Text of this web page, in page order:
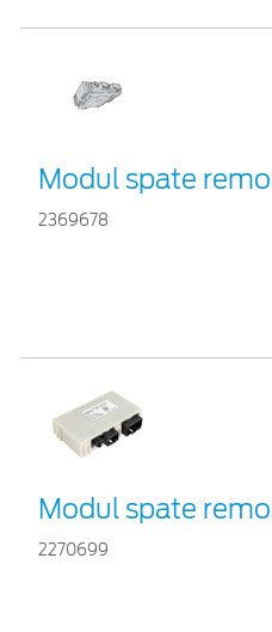
Modul spate
2369678
Modul spate
2270699